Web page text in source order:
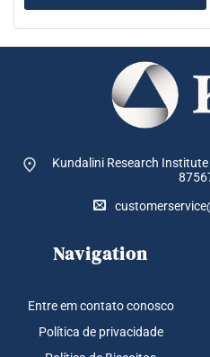
Kundalini Research Institute
Navigation
Entre em contato conosco
Política de privacidade